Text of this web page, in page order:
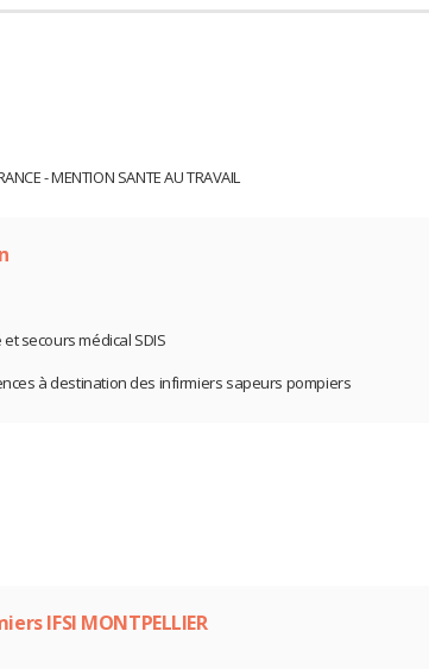
- MENTION SANTE AU TRAVAIL
secours médical SDIS
à destination des infirmiers sapeurs pompiers
IFSI MONTPELLIER